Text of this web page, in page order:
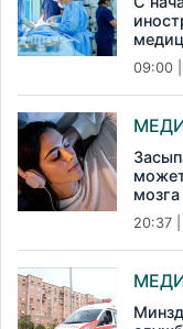
09:00
мозга
20:37